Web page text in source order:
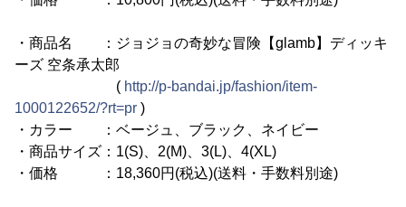
・商品名 ：ジョジョの奇妙な冒険【glamb】ディッキ
ーズ 空条承太郎
( http://p-bandai.jp/fashion/item-
1000122652/?rt=pr )
・カラー ：ベージュ、ブラック、ネイビー
・商品サイズ：1(S)、2(M)、3(L)、4(XL)
・価格 ：18,360円(税込)(送料・手数料別途)